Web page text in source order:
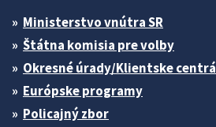
Ministerstvo vnútra SR
Štátna komisia pre volby
Okresné úrady/Klientske centrá
Európske programy
Policajný zbor